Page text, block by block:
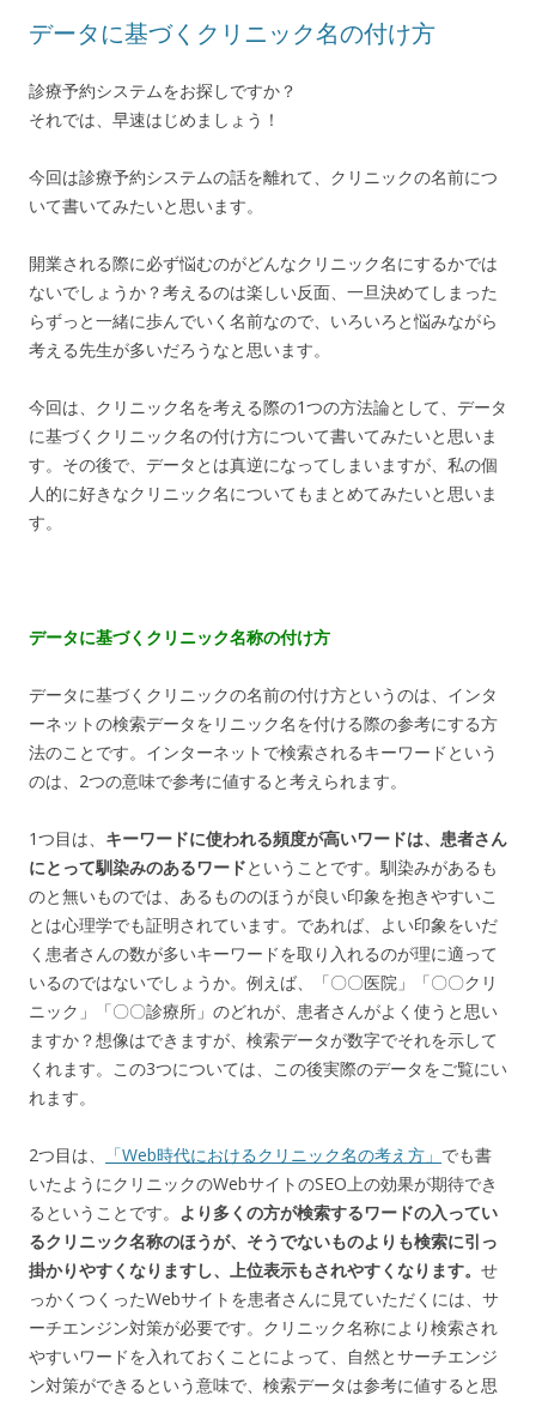
データに基づくクリニック名の付け方
診療予約システムをお探しですか？
それでは、早速はじめましょう！
今回は診療予約システムの話を離れて、クリニックの名前につ
いて書いてみたいと思います。
開業される際に必ず悩むのがどんなクリニック名にするかでは
ないでしょうか？考えるのは楽しい反面、一旦決めてしまった
らずっと一緒に歩んでいく名前なので、いろいろと悩みながら
考える先生が多いだろうなと思います。
今回は、クリニック名を考える際の1つの方法論として、データ
に基づくクリニック名の付け方について書いてみたいと思いま
す。その後で、データとは真逆になってしまいますが、私の個
人的に好きなクリニック名についてもまとめてみたいと思いま
す。
データに基づくクリニック名称の付け方
データに基づくクリニックの名前の付け方というのは、インタ
ーネットの検索データをリニック名を付ける際の参考にする方
法のことです。インターネットで検索されるキーワードという
のは、2つの意味で参考に値すると考えられます。
1つ目は、 キーワードに使われる頻度が高いワードは、患者さん
にとって馴染みのあるワードということです。馴染みがあるも
のと無いものでは、あるもののほうが良い印象を抱きやすいこ
とは心理学でも証明されています。であれば、よい印象をいだ
く患者さんの数が多いキーワードを取り入れるのが理に適って
いるのではないでしょうか。例えば、「〇〇医院」「〇〇クリ
ニック」「〇〇診療所」のどれが、患者さんがよく使うと思い
ますか？想像はできますが、検索データが数字でそれを示して
くれます。この3つについては、この後実際のデータをご覧にい
れます。
2つ目は、 「Web時代におけるクリニック名の考え方」 でも書
いたようにクリニックのWebサイトのSEO上の効果が期待でき
るということです。 より多くの方が検索するワードの入ってい
るクリニック名称のほうが、そうでないものよりも検索に引っ
掛かりやすくなりますし、上位表示もされやすくなります。 せ
っかくつくったWebサイトを患者さんに見ていただくには、サ
ーチエンジン対策が必要です。クリニック名称により検索され
やすいワードを入れておくことによって、自然とサーチエンジ
ン対策ができるという意味で、検索データは参考に値すると思